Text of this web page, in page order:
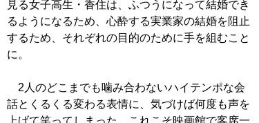
見る女子高生・香住は、ふつうになって結婚でき
るようになるため、心酔する実業家の結婚を阻止
するため、それぞれの目的のために手を組むこと
に。
2人のどこまでも噛み合わないハイテンポな会
話とくるくる変わる表情に、気づけば何度も声を
上げて笑ってしまった。これこそ映画館で客席一